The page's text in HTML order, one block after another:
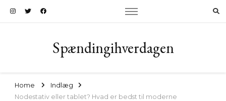
Spændingihverdagen
Home
Indlæg
Nodestativ eller tablet? Hvad er bedst til moderne